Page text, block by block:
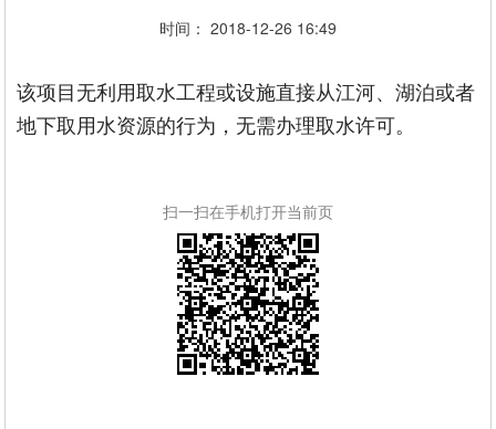
时间： 2018-12-26 16:49
该项目无利用取水工程或设施直接从江河、湖泊或者
地下取用水资源的行为，无需办理取水许可。
扫一扫在手机打开当前页